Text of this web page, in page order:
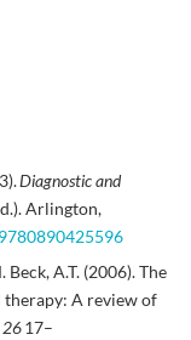
Diagnostic and
Arlington,
Beck, A.T. (2006). The
A review of
2617–